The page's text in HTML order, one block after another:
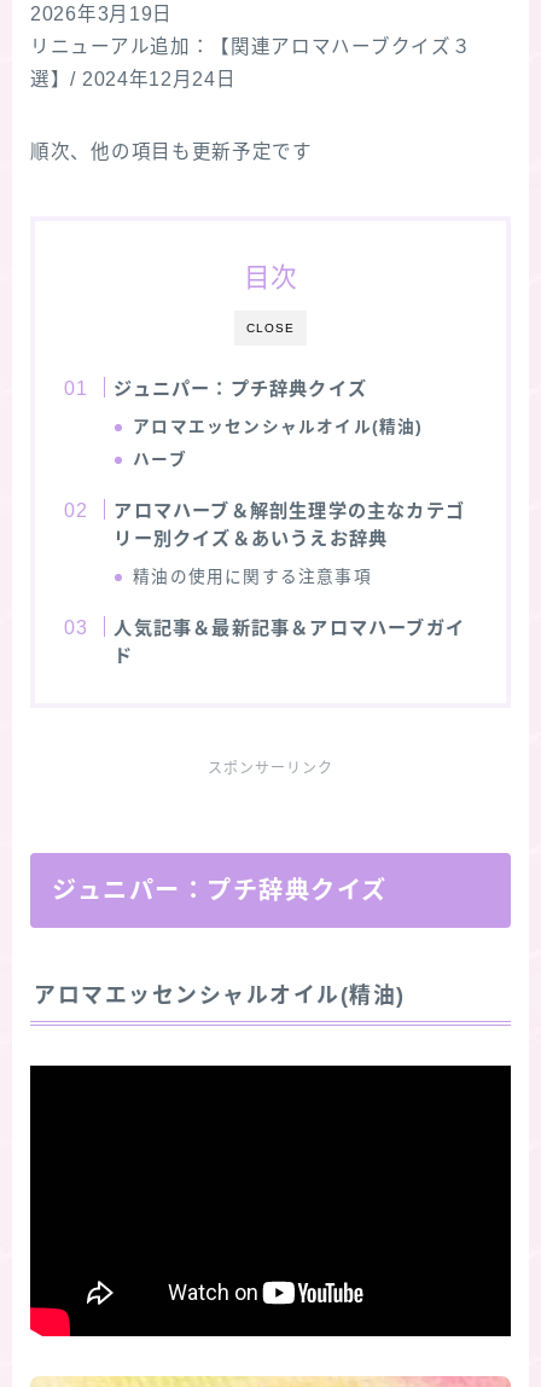
2026年3月19日
リニューアル追加：【関連アロマハーブクイズ３
選】/ 2024年12月24日
順次、他の項目も更新予定です
CLOSE
目次
ジュニパー：プチ辞典クイズ
アロマエッセンシャルオイル(精油)
ハーブ
アロマハーブ＆解剖生理学の主なカテゴ
リー別クイズ＆あいうえお辞典
精油の使用に関する注意事項
人気記事＆最新記事＆アロマハーブガイ
ド
スポンサーリンク
ジュニパー：プチ辞典クイズ
アロマエッセンシャルオイル(精油)